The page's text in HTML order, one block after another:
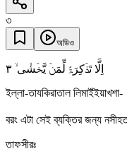
৩
অডিও
اِلَّا تَذۡکِرَۃً لِّمَنۡ یَّخۡشٰی ۙ ٣
ইল্লা-তাযকিরাতাল লিমাইঁইয়াখশা-।
বরং এটা সেই ব্যক্তির জন্য
তাফসীরঃ